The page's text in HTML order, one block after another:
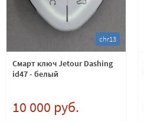
chr13
Смарт ключ Jetour Dashing
id47 - белый
10 000 руб.